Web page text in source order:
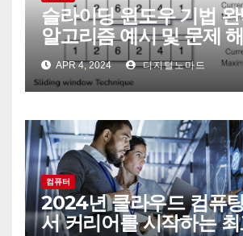
슬라이딩 윈도우 기법
알고리즘 예시 및 문제
APR 4, 2024 디지털노마드
컴퓨터
2024년 클라우드 컴퓨
서 커리어를 시작하는